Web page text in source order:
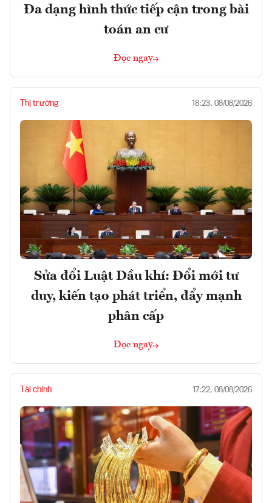
Đa dạng hình thức tiếp cận trong bài
toán an cư
Đọc ngay
Thị trường 18:23, 08/08/2026
Sửa đổi Luật Dầu khí: Đổi mới tư
duy, kiến tạo phát triển, đẩy mạnh
phân cấp
Đọc ngay
Tài chính 17:22, 08/08/2026